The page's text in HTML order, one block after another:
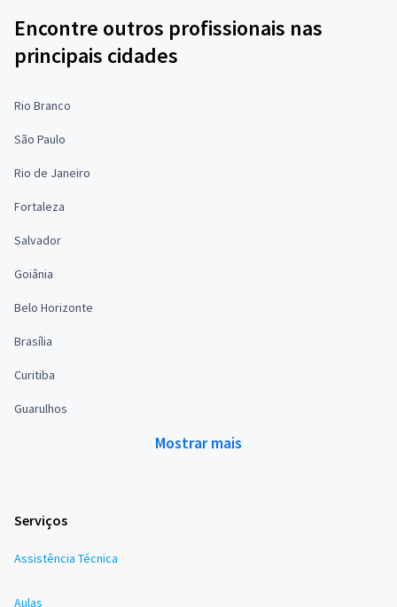
Encontre outros profissionais nas
principais cidades
Rio Branco
São Paulo
Rio de Janeiro
Fortaleza
Salvador
Goiânia
Belo Horizonte
Brasília
Curitiba
Guarulhos
Mostrar mais
Serviços
Assistência Técnica
Aulas